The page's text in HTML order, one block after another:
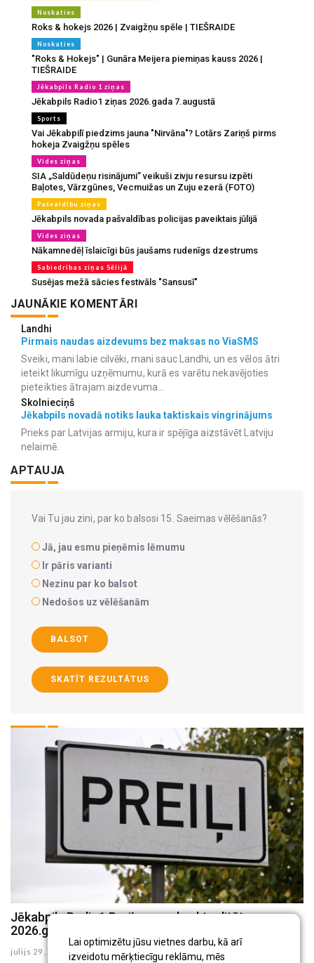
Lai optimizētu jūsu vietnes darbu, kā arī
izveidotu mērķtiecīgu reklāmu, mēs
Noskaties
Roks & hokejs 2026 | Zvaigžņu spēle | TIEŠRAIDE
Noskaties
"Roks & Hokejs" | Gunāra Meijera piemiņas kauss 2026 |
TIEŠRAIDE
Jēkabpils Radio 1 ziņas
Jēkabpils Radio1 ziņas 2026.gada 7.augustā
Sports
Vai Jēkabpilī piedzims jauna "Nirvāna"? Lotārs Zariņš pirms
hokeja Zvaigžņu spēles
Vides ziņas
SIA „Saldūdeņu risinājumi” veikuši zivju resursu izpēti
Baļotes, Vārzgūnes, Vecmuižas un Zuju ezerā (FOTO)
Pašvaldību ziņas
Jēkabpils novada pašvaldības policijas paveiktais jūlijā
Vides ziņas
Nākamnedēļ īslaicīgi būs jaušams rudenīgs dzestrums
Sabiedrības ziņas Sēlijā
Susējas mežā sācies festivāls "Sansusī"
JAUNĀKIE KOMENTĀRI
Landhi
Pirmais naudas aizdevums bez maksas no ViaSMS
Sveiki, mani labie cilvēki, mani sauc Landhi, un es vēlos ātri
ieteikt likumīgu uzņēmumu, kurā es varētu nekavējoties
pieteikties ātrajam aizdevuma...
Skolnieciņš
Jēkabpils novadā notiks lauka taktiskais vingrinājums
Prieks par Latvijas armiju, kura ir spējīga aizstāvēt Latviju
nelaimē.
APTAUJA
Vai Tu jau zini, par ko balsosi 15. Saeimas vēlēšanās?
Jā, jau esmu pieņēmis lēmumu
Ir pāris varianti
Nezinu par ko balsot
Nedošos uz vēlēšanām
BALSOT
SKATĪT REZULTĀTUS
Jēkabpils Radio1 Preiļu novada aktualitātes
2026.gada 29.jūlijā
julijs 29 , 2026